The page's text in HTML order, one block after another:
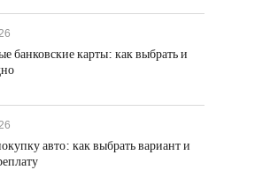
банковские карты: как выбрать и
авто: как выбрать вариант и